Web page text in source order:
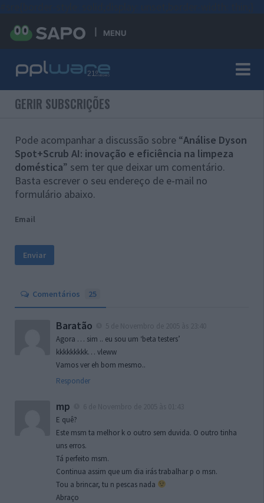
MENU
GERIR SUBSCRIÇÕES
Pode acompanhar a discussão sobre “Análise Dyson
Spot+Scrub AI: inovação e eficiência na limpeza
doméstica” sem ter que deixar um comentário.
Basta escrever o seu endereço de e-mail no
formulário abaixo.
Email
Comentários 25
Baratão
Agora … sim .. eu sou um ‘beta testers’
kkkkkkkkk… vleww
Vamos ver eh bom mesmo..
Responder
mp
E quê?
Este msm ta melhor k o outro sem duvida. O outro tinha
uns erros.
Tá perfeito msm.
Continua assim que um dia irás trabalhar p o msn.
Tou a brincar, tu n pescas nada
Abraço